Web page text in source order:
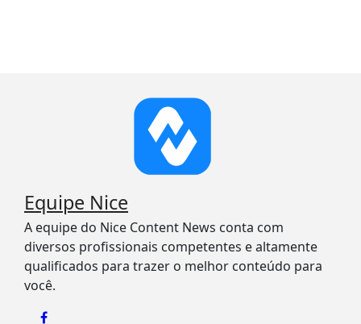
Equipe Nice
A equipe do Nice Content News conta com
diversos profissionais competentes e altamente
qualificados para trazer o melhor conteúdo para
você.